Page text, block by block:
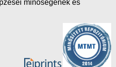
minőségének és